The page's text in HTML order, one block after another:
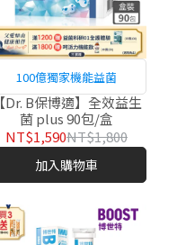
100億獨家機能益菌
【Dr. B保博適】全效益生
菌 plus 90包/盒
NT$1,590NT$1,800
加入購物車